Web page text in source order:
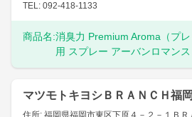
TEL: 092-418-1133
商品名:消臭力 Premium Aroma（プ
用 スプレー アーバンロマンス
マツモトキヨシＢＲＡＮＣＨ福
住所: 福岡県福岡市東区下原４－２－１Ｂ